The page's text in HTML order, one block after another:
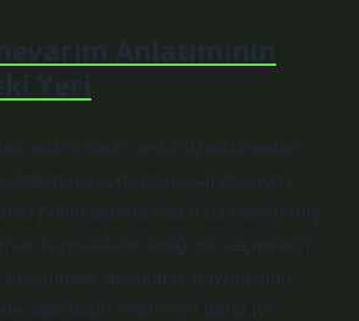
Anlatımının
Yeri
mikro karar mekanizmalarından
davranışsal ekonomi
politikalarına kadar uzanan geniş
Kaynakların kıtlığı ve seçimlerin
ekonomik davranışları
toplumun refahı için daha iyi